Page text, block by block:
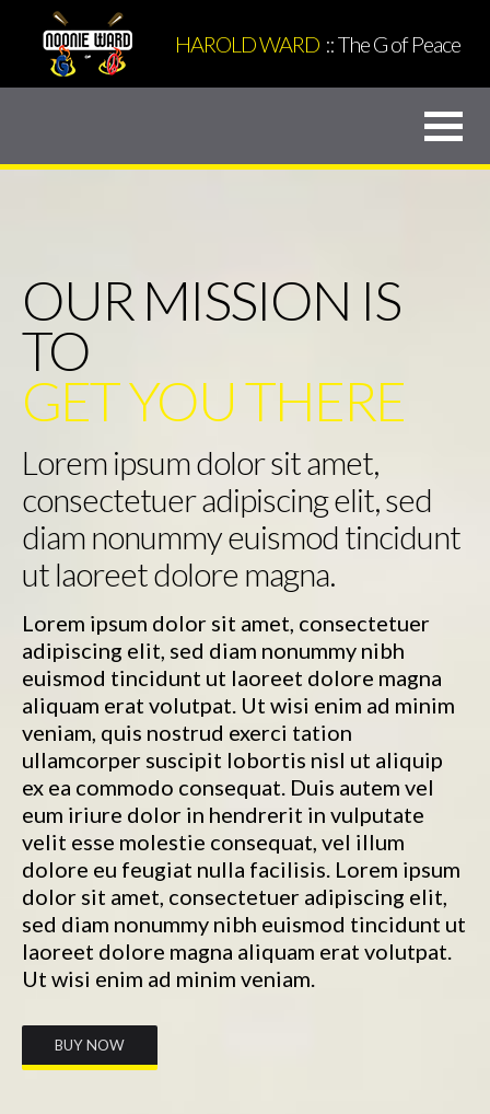
HAROLD WARD :: The G of Peace
Gangstanomics
Supporters
NoonieTV
Youth Outreach Agenda
Songz 4 Peace
Calendar
Booking
Shop
0 items
$0.00
OUR MISSION IS
TO
GET YOU THERE
Lorem ipsum dolor sit amet,
consectetuer adipiscing elit, sed
diam nonummy euismod tincidunt
ut laoreet dolore magna.
Lorem ipsum dolor sit amet, consectetuer
adipiscing elit, sed diam nonummy nibh
euismod tincidunt ut laoreet dolore magna
aliquam erat volutpat. Ut wisi enim ad minim
veniam, quis nostrud exerci tation
ullamcorper suscipit lobortis nisl ut aliquip
ex ea commodo consequat. Duis autem vel
eum iriure dolor in hendrerit in vulputate
velit esse molestie consequat, vel illum
dolore eu feugiat nulla facilisis. Lorem ipsum
dolor sit amet, consectetuer adipiscing elit,
sed diam nonummy nibh euismod tincidunt ut
laoreet dolore magna aliquam erat volutpat.
Ut wisi enim ad minim veniam.
BUY NOW